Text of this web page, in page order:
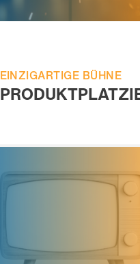
EINZIGARTIGE BÜHNE